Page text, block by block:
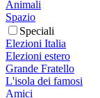
Animali
Spazio
Speciali
Elezioni Italia
Elezioni estero
Grande Fratello
L'isola dei famosi
Amici